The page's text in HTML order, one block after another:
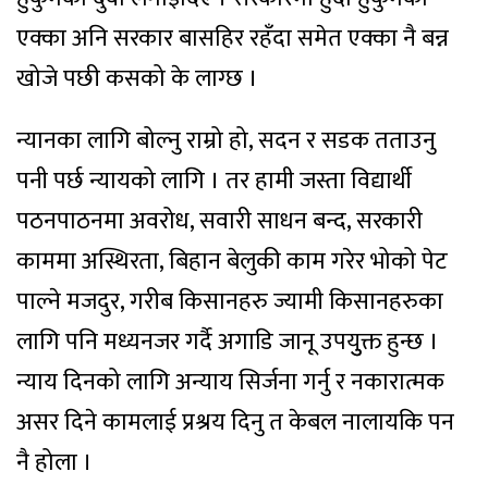
एक्का अनि सरकार बासहिर रहँदा समेत एक्का नै बन्न
खोजे पछी कसको के लाग्छ ।
न्यानका लागि बोल्नु राम्रो हो, सदन र सडक तताउनु
पनी पर्छ न्यायको लागि । तर हामी जस्ता विद्यार्थी
पठनपाठनमा अवरोध, सवारी साधन बन्द, सरकारी
काममा अस्थिरता, बिहान बेलुकी काम गरेर भोको पेट
पाल्ने मजदुर, गरीब किसानहरु ज्यामी किसानहरुका
लागि पनि मध्यनजर गर्दै अगाडि जानू उपयुुक्त हुन्छ ।
न्याय दिनको लागि अन्याय सिर्जना गर्नु र नकारात्मक
असर दिने कामलाई प्रश्रय दिनु त केबल नालायकि पन
नै होला ।